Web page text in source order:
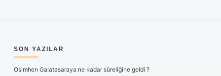
SIDEBAR
SON YAZILAR
Osimhen Galatasaraya ne kadar süreliğine geldi ?